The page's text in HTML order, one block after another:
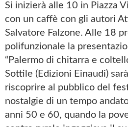
Si inizierà alle 10 in Piazza
con un caffè con gli autori
Salvatore Falzone. Alle 18
polifunzionale la
“Palermo di chitarra e
Sottile (Edizioni Einaudi)
riscoprire al pubblico del
nostalgie di un tempo
anni 50 e 60, quando la